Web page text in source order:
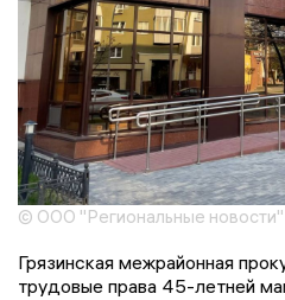
© ООО "Региональные новости"
Грязинская межрайонная
трудовые права 45-летней